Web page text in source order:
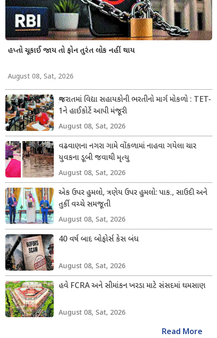
હપ્તો ચૂકાઈ જાય તો ફોન તુરંત લોક નહીં થાય
August 08, Sat, 2026
ગુજરાતમાં વિદ્યા સહાયકોની ભરતીનો માર્ગ મોકળો : TET-
1ને હાઈકોર્ટે આપી મંજૂરી
August 08, Sat, 2026
વઢવાણના નગરા ગામે વોંકળામાં નાહવા ગયેલા ચાર
યુવકના ડૂબી જવાથી મૃત્યુ
August 08, Sat, 2026
એક ઉપર હુમલો, ત્રણેય ઉપર હુમલો: પાક., સાઉદી અને
તુર્કી વચ્ચે સમજૂતી
August 08, Sat, 2026
40 વર્ષ બાદ બોફોર્સ કેસ બંધ
August 08, Sat, 2026
હવે FCRA અને સીમાંકન ખરડા માટે સંસદમાં ઘમસાણ
August 08, Sat, 2026
Read More